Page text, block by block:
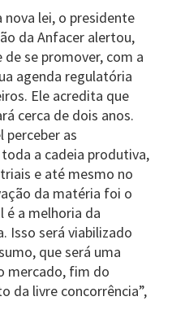
lei, o presidente
da Anfacer alertou,
se promover, com a
agenda regulatória
Ele acredita que
cerca de dois anos.
perceber as
a cadeia produtiva,
e até mesmo no
da matéria foi o
é a melhoria da
Isso será viabilizado
que será uma
mercado, fim do
da livre concorrência”,